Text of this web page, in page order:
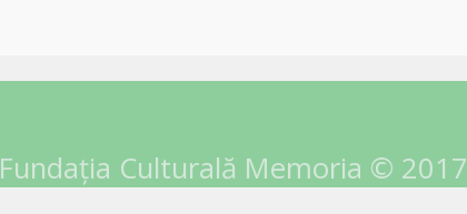
Fundația Culturală Memoria © 2017